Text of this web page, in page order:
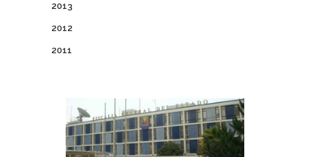
2013
2012
2011